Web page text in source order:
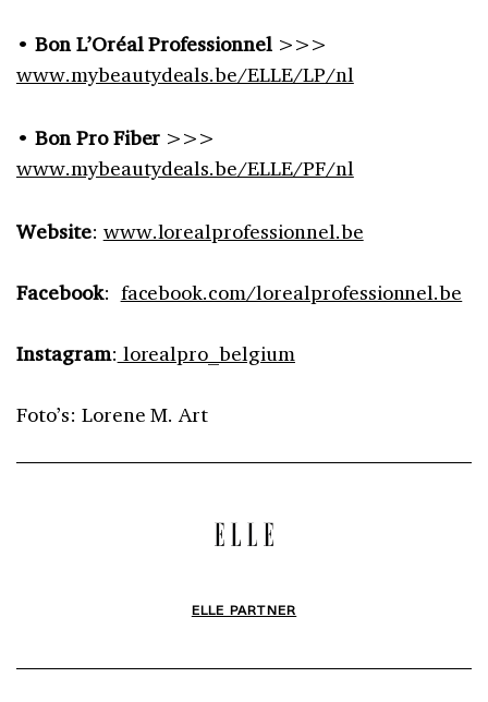
www.mybeautydeals.be/ELLE/PF/nl
Facebook:facebook.com/lorealprofessionnel.be
Instagram lorealpro_belgium
Foto’s: Lorene M. Art